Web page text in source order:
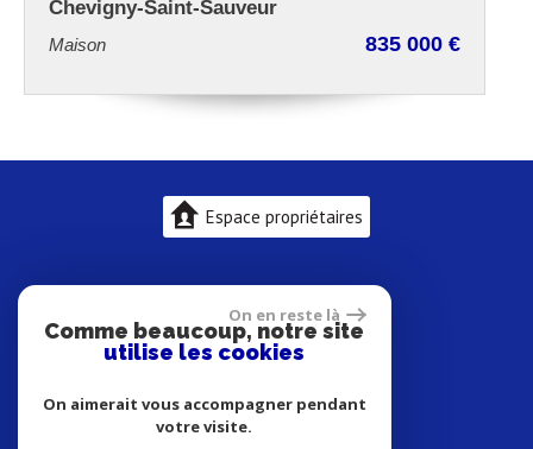
835 000 € Maison 204 m²
Espace propriétaires
On en reste là
Comme beaucoup, notre site
utilise les cookies
On aimerait vous accompagner pendant
votre visite.